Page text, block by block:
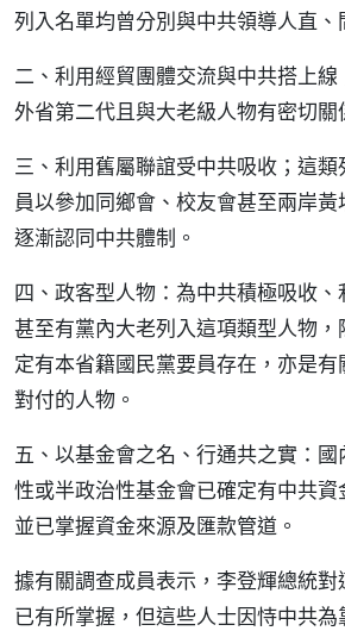
列入名單均曾分別與中共領導人直、
二、利用經貿團體交流與中共搭上
外省第二代且與大老級人物有密切關
三、利用舊屬聯誼受中共吸收；這
員以參加同鄉會、校友會甚至兩岸黃
逐漸認同中共體制。
四、政客型人物：為中共積極吸收、
甚至有黨內大老列入這項類型人物
定有本省籍國民黨要員存在，亦是
對付的人物。
五、以基金會之名、行通共之實：
性或半政治性基金會已確定有中共
並已掌握資金來源及匯款管道。
據有關調查成員表示，李登輝總統
已有所掌握，但這些人士因恃中共